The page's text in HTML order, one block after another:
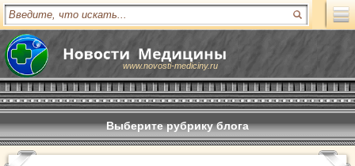
www.novosti-mediciny.ru
Выберите рубрику блога